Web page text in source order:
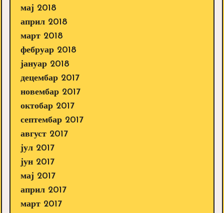
мај 2018
април 2018
март 2018
фебруар 2018
јануар 2018
децембар 2017
новембар 2017
октобар 2017
септембар 2017
август 2017
јул 2017
јун 2017
мај 2017
април 2017
март 2017